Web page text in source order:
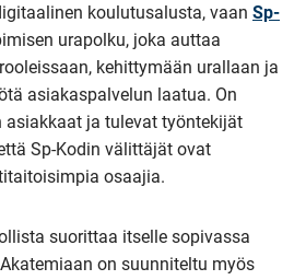
koulutusalusta, vaan Sp-
urapolku, joka auttaa
kehittymään urallaan ja
asiakaspalvelun laatua. On
asiakkaat ja tulevat työntekijät
Sp-Kodin välittäjät ovat
osaajia.
suorittaa itselle sopivassa
on suunniteltu myös